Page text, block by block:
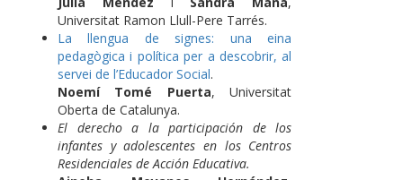
Universitat Ramon Llull-Pere Tarrés.
La llengua de signes: una eina
pedagògica i política per a descobrir, al
servei de l’Educador Social.
Noemí Tomé Puerta, Universitat
Oberta de Catalunya.
El derecho a la participación de los
infantes y adolescentes en los Centros
Residenciales de Acción Educativa.